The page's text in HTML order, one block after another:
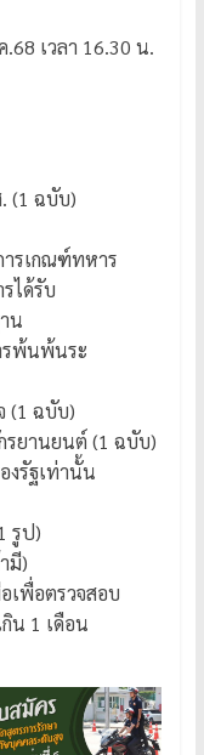
เวลา 16.30 น.
(1 ฉบับ)
ารเกณฑ์ทหาร
ได้รับ
น
รพ้นพ้นระ
(1 ฉบับ)
รยานยนต์ (1 ฉบับ)
งรัฐเท่านั้น
รูป)
มี)
เพื่อตรวจสอบ
น 1 เดือน